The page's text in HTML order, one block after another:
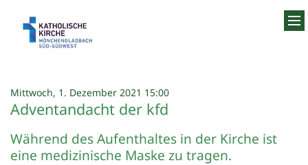
Mittwoch, 1. Dezember 2021 15:00:
Adventandacht der kfd
Während des Aufenthaltes in der Kirche ist
eine medizinische Maske zu tragen.